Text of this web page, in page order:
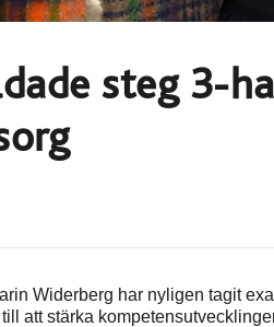
steg 3-
Widerberg har nyligen tagit
att stärka